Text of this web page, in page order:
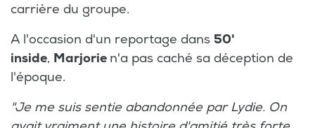
carrière du groupe.
A l'occasion d'un reportage dans 50'
inside, Marjorie n'a pas caché sa déception de
l'époque.
"Je me suis sentie abandonnée par Lydie. On